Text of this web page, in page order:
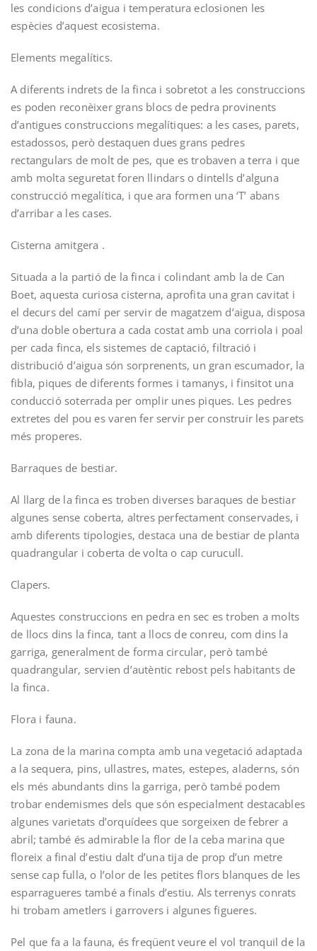
les condicions d’aigua i temperatura eclosionen les
espècies d’aquest ecosistema.
Elements megalítics.­
A diferents indrets de la finca i sobretot a les construccions
es poden reconèixer grans blocs de pedra provinents
d’antigues construccions megalítiques: a les cases, parets,
estadossos, però destaquen dues grans pedres
rectangulars de molt de pes, que es trobaven a terra i que
amb molta seguretat foren llindars o dintells d’alguna
construcció megalítica, i que ara formen una ‘T’ abans
d’arribar a les cases.
Cisterna amitgera .­
Situada a la partió de la finca i colindant amb la de Can
Boet, aquesta curiosa cisterna, aprofita una gran cavitat i
el decurs del camí per servir de magatzem d’aigua, disposa
d’una doble obertura a cada costat amb una corriola i poal
per cada finca, els sistemes de captació, filtració i
distribució d’aigua són sorprenents, un gran escumador, la
fibla, piques de diferents formes i tamanys, i fins­i­tot una
conducció soterrada per omplir unes piques. Les pedres
extretes del pou es varen fer servir per construir les parets
més properes.
Barraques de bestiar.­
Al llarg de la finca es troben diverses baraques de bestiar
algunes sense coberta, altres perfectament conservades, i
amb diferents tipologies, destaca una de bestiar de planta
quadrangular i coberta de volta o cap curucull.
Clapers.­
Aquestes construccions en pedra en sec es troben a molts
de llocs dins la finca, tant a llocs de conreu, com dins la
garriga, generalment de forma circular, però també
quadrangular, servien d’autèntic rebost pels habitants de
la finca.
Flora i fauna.­
La zona de la marina compta amb una vegetació adaptada
a la sequera, pins, ullastres, mates, estepes, aladerns, són
els més abundants dins la garriga, però també podem
trobar endemismes dels que són especialment destacables
algunes varietats d’orquídees que sorgeixen de febrer a
abril; també és admirable la flor de la ceba marina que
floreix a final d’estiu dalt d’una tija de prop d’un metre
sense cap fulla, o l’olor de les petites flors blanques de les
esparragueres també a finals d’estiu. Als terrenys conrats
hi trobam ametlers i garrovers i algunes figueres.
Pel que fa a la fauna, és freqüent veure el vol tranquil de la